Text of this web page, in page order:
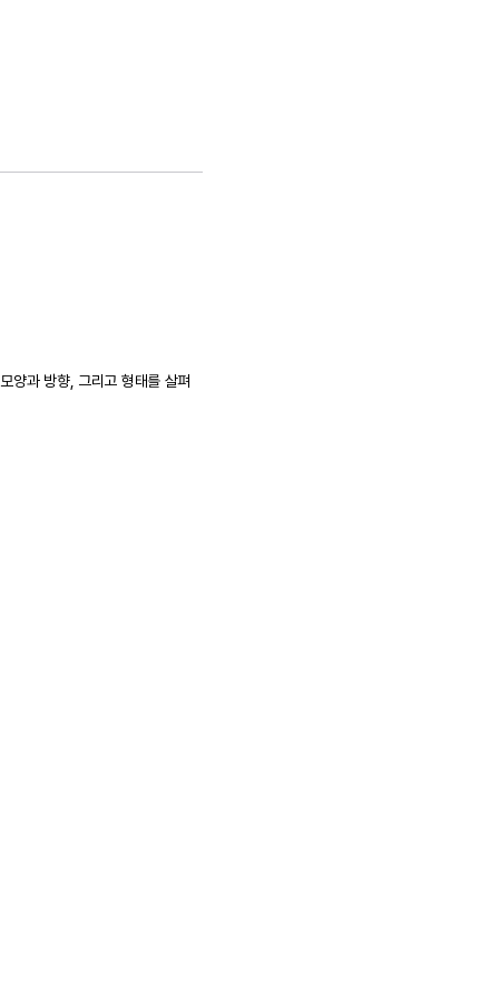
양과 방향, 그리고 형태를 살펴